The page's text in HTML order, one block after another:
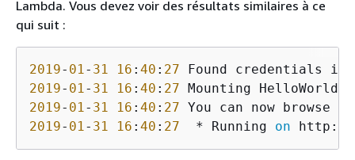
Lambda. Vous devez voir des résultats similaires à ce
qui suit :
2019- 01- 31 16 : 40 : 27
2019- 01- 31 16 : 40 : 27 Mounting
2019- 01- 31 16 : 40 : 27 You can now
2019- 01- 31 16 : 40 : 27
  * Running
on http://